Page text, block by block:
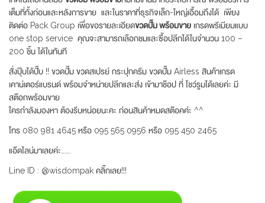
เต็มที่ทั้งก่อนและหลังการขาย และในราคาที่ธุรกิจเล็ก-ใหญ่เอื้อมถึงได้ เพียง
ติดต่อ Pack Group เพื่อขอรายละเอียดขวดปั๊ม พร้อมขาย เกรดพรีเมียมแบบ
one stop service คุณจะสามารถเลือกชมและซื้อปลีกได้ในจำนวน 100 –
200 ชิ้น ได้ในทันที
สั่งปุ๊บได้ปั๊บ !! ขวดปั๊ม ขวดสเปรย์ กระปุกครีม ขวดปั๊ม Airless สินค้าเกรด
เคาน์เตอร์แบรนด์ พร้อมจำหน่ายปลีกและส่ง เข้ามาช๊อป ที่ โชว์รูมได้เลยค่ะ มี
สต๊อกพร้อมขาย
ใครกำลังมองหา ต้องรีบหน่อยนะคะ ก่อนสินค้าหมดสต๊อคค่ะ ^^
โทร 080 981 4645 หรือ 095 565 0956 หรือ 095 450 2465
แอ๊ดไลน์มาเลยค่ะ…….
Line ID : @wisdompak คลิ๊กเลย!!!